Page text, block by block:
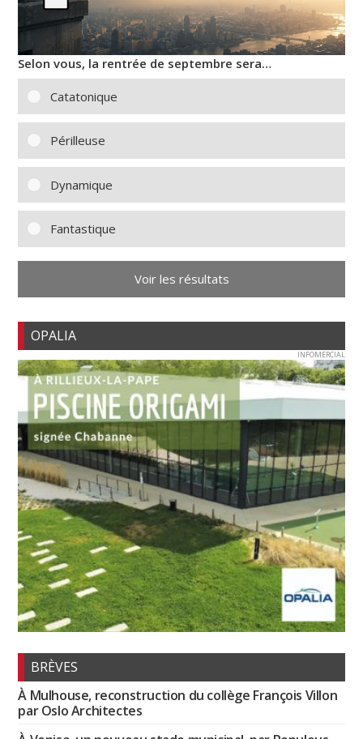
Selon vous, la rentrée de septembre sera…
Catatonique
Périlleuse
Dynamique
Fantastique
Voir les résultats
OPALIA
INFOMERCIAL
BRÈVES
À Mulhouse, reconstruction du collège François Villon
par Oslo Architectes